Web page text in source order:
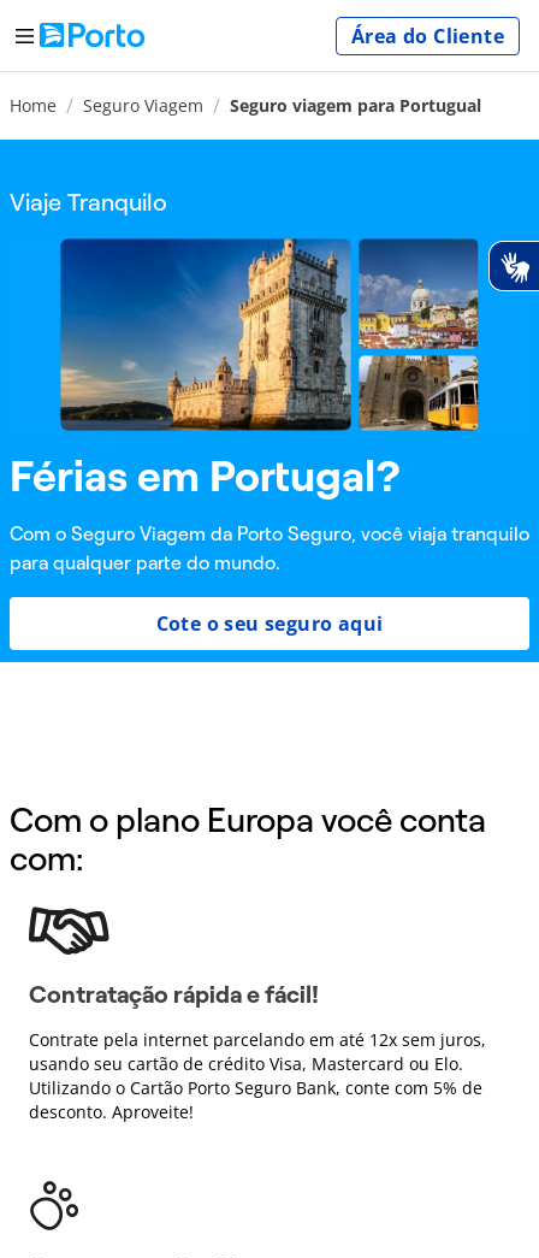
Área do Cliente
Home Seguro Viagem Seguro viagem para Portugual
Viaje Tranquilo
Férias em Portugal?
Com o Seguro Viagem da Porto Seguro, você viaja tranquilo
para qualquer parte do mundo.
Cote o seu seguro aqui
Com o plano Europa você conta
com:
Contratação rápida e fácil!
Contrate pela internet parcelando em até 12x sem juros,
usando seu cartão de crédito Visa, Mastercard ou Elo.
Utilizando o Cartão Porto Seguro Bank, conte com 5% de
desconto. Aproveite!